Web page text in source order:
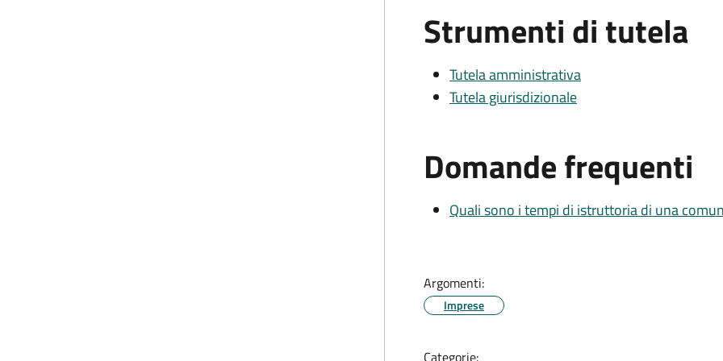
Strumenti di tutela
Tutela amministrativa
Tutela giurisdizionale
Domande frequenti
Quali sono i tempi di istruttoria di una
Argomenti:
Imprese
Categorie: